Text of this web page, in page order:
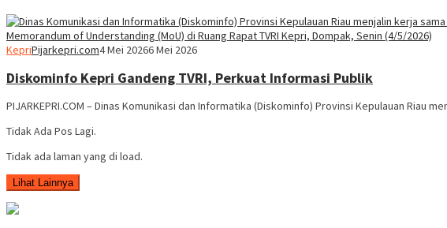
KepriPijarkepri.com4 Mei 20266 Mei 2026
Diskominfo Kepri Gandeng TVRI, Perkuat Informasi Publik
PIJARKEPRI.COM – Dinas Komunikasi dan Informatika (Diskominfo) Provinsi Kepulauan Riau
Tidak Ada Pos Lagi.
Tidak ada laman yang di load.
Lihat Lainnya